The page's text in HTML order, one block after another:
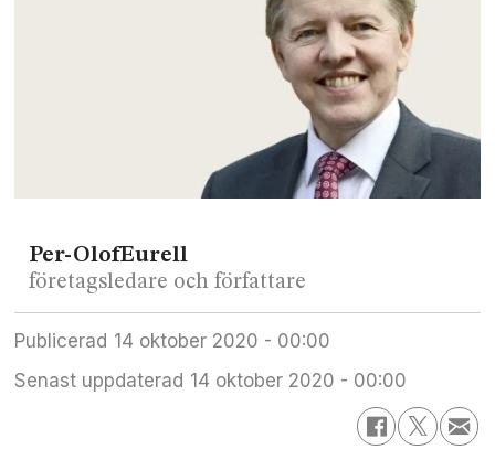
Per-OlofEurell
företagsledare och författare
Publicerad
14 oktober 2020 - 00:00
Senast uppdaterad
14 oktober 2020 - 00:00